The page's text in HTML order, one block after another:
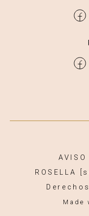
AVISO
ROSELLA